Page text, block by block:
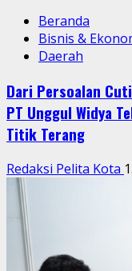
Beranda
Bisnis &
Daerah
Dari Persoalan
PT Unggul Widya
Titik Terang
Redaksi Pelita Kota